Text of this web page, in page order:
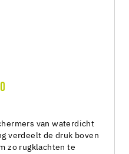
van waterdicht
verdeelt de druk boven
zo rugklachten te